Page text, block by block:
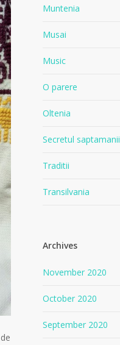
Muntenia
Musai
Music
O parere
Oltenia
Secretul saptamanii
Traditii
Transilvania
Archives
November 2020
October 2020
September 2020